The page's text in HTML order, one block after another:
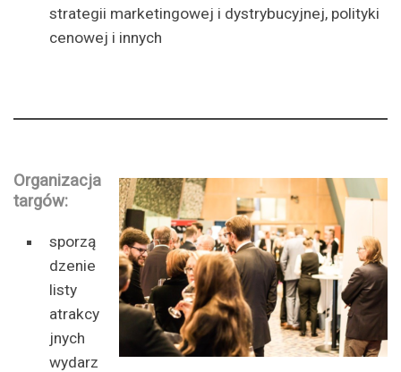
strategii marketingowej i dystrybucyjnej, polityki
cenowej i innych
Organizacja
targów:
sporzą
dzenie
listy
atrakcy
jnych
wydarz